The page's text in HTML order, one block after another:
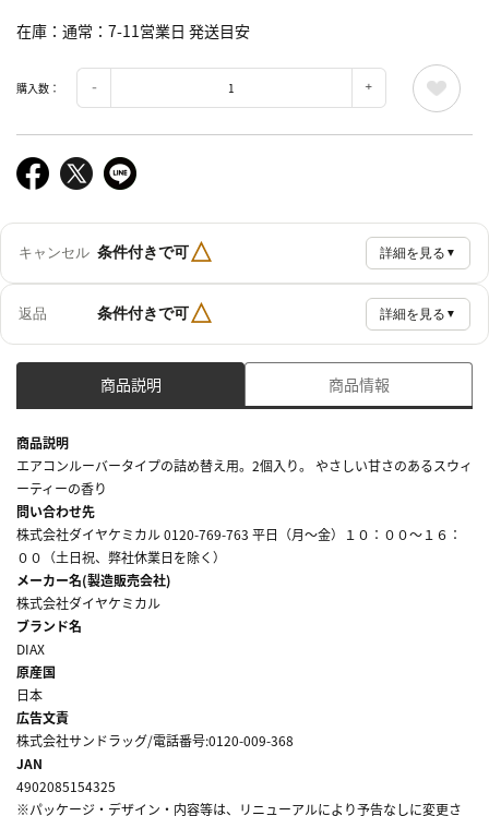
在庫 通常：7-11営業日 発送目安
購入数：
キャンセル 条件付きで可△ 詳細を見る ▼
返品 条件付きで可△ 詳細を見る ▼
商品説明 商品情報
商品説明
エアコンルーバータイプの詰め替え用。2個入り。 やさしい甘さのあるスウィ
ーティーの香り
問い合わせ先
株式会社ダイヤケミカル 0120-769-763 平日（月～金）１０：００～１６：
００（土日祝、弊社休業日を除く）
メーカー名(製造販売会社)
株式会社ダイヤケミカル
ブランド名
DIAX
原産国
日本
広告文責
株式会社サンドラッグ/電話番号:0120-009-368
JAN
4902085154325
※パッケージ・デザイン・内容等は、リニューアルにより予告なしに変更さ